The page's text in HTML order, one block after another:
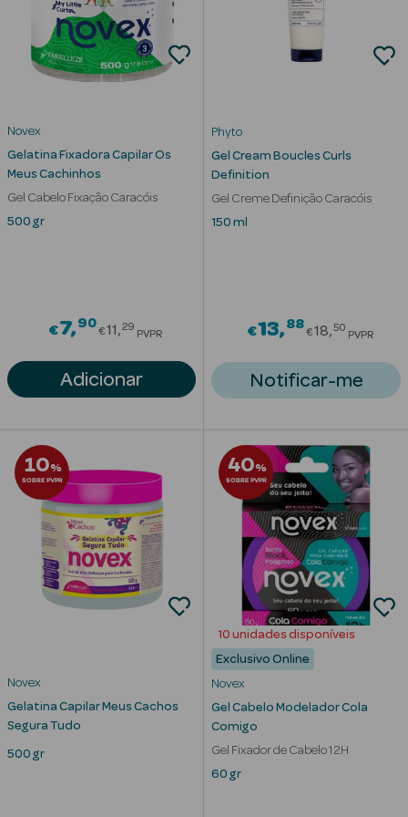
Ver Tudo
Solares
Lábios
Solares Bebé e
Criança
Rosto e
Ver Tudo
Cosmética
Séruns Faciais
Novex
Gelatina Fixadora Capilar Os
Meus Cachinhos
Gel Cabelo Fixação Caracóis
500 gr
€7 90Price reduced from
€11 29
PVPR
Adicionar
Phyto
Gel Cream Boucles Curls
Definition
Gel Creme Definição Caracóis
150 ml
€13 88Price
€18 50
PVPR
Notificar-me
10%
SOBRE PVPR
Novex
Gelatina Capilar Meus Cachos
Segura Tudo
500 gr
40%
SOBRE PVPR
10 unidades disponíveis
Exclusivo Online
Novex
Gel Cabelo Modelador Cola
Comigo
Gel Fixador de Cabelo 12H
60 gr